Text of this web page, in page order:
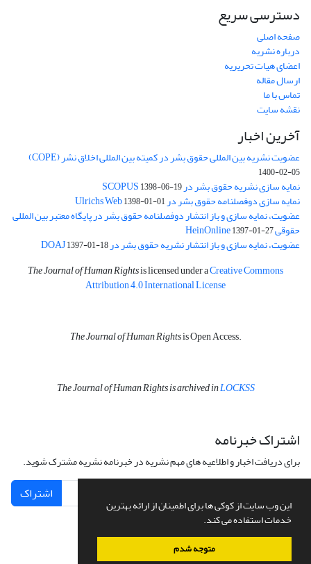
این وب سایت از کوکی ها برای اطمینان از ارائه بهترین
خدمات استفاده می کند.
متوجه شدم
دسترسی سریع
صفحه اصلی
درباره نشریه
اعضای هیات تحریریه
ارسال مقاله
تماس با ما
نقشه سایت
آخرین اخبار
عضویت نشریه بین المللی حقوق بشر در کمیته بین المللی اخلاق نشر (COPE)
1400-02-05
نمایه سازی نشریه حقوق بشر در SCOPUS1398-06-19
نمایه سازی دوفصلنامه حقوق بشر در Ulrichs Web1398-01-01
عضویت، نمایه سازی و باز انتشار دوفصلنامه حقوق بشر در پایگاه معتبر بین المللی
حقوقی HeinOnline1397-01-27
عضویت، نمایه سازی و باز انتشار نشریه حقوق بشر در DOAJ1397-01-18
The Journal of Human Rightsis licensed under aCreative Commons
Attribution 4.0 International License
The Journal of Human Rightsis Open Access.
The Journal of Human Rights is archived inLOCKSS
اشتراک خبرنامه
برای دریافت اخبار و اطلاعیه های مهم نشریه در خبرنامه نشریه مشترک شوید.
اشتراک